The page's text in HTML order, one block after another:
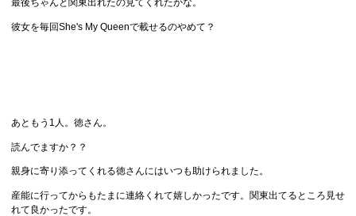
最後ちゃんと関東出れたの見てくれたかな。
彼女を毎回She's My Queenで載せるのやめて？
あともう1人。徳さん。
読んでますか？？
親身に寄り添ってくれる徳さんにはいつも助けられました。
産能に行ってからもたまに連絡くれて嬉しかったです。関東出てるところ見せ
れて良かったです。